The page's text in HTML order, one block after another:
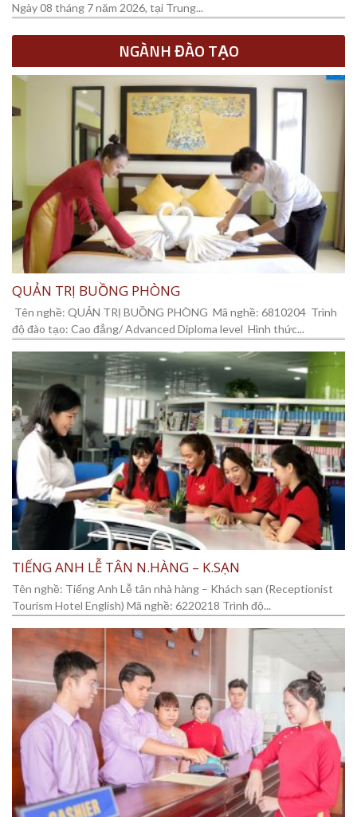
Ngày 08 tháng 7 năm 2026, tại Trung...
NGÀNH ĐÀO TẠO
QUẢN TRỊ BUỒNG PHÒNG
Tên nghề: QUẢN TRỊ BUỒNG PHÒNG Mã nghề: 6810204 Trình
độ đào tạo: Cao đẳng/ Advanced Diploma level Hình thức...
TIẾNG ANH LỄ TÂN N.HÀNG – K.SẠN
Tên nghề: Tiếng Anh Lễ tân nhà hàng – Khách sạn (Receptionist
Tourism Hotel English) Mã nghề: 6220218 Trình độ...